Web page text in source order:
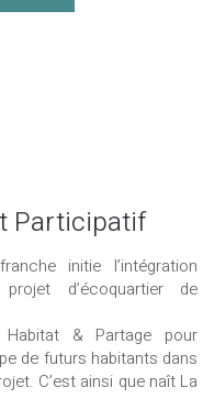
Participatif
initie l’intégration
d’écoquartier de
Habitat & Partage pour
de futurs habitants dans
C’est ainsi que naît La